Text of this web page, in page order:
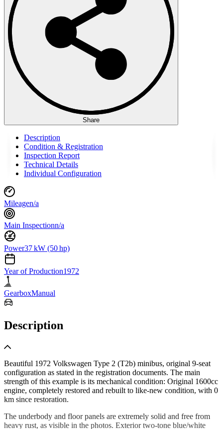
Share
Description
Condition & Registration
Inspection Report
Technical Details
Individual Configuration
Mileagen/a
Main Inspectionn/a
Power37 kW (50 hp)
Year of Production1972
GearboxManual
Description
Beautiful 1972 Volkswagen Type 2 (T2b) minibus, original 9-seat
configuration as stated in the registration documents. The main
strength of this example is its mechanical condition: Original 1600cc
engine, completely restored and rebuilt to like-new condition, with 0
km since restoration.
The underbody and floor panels are extremely solid and free from
heavy rust, as visible in the photos. Exterior two-tone blue/white